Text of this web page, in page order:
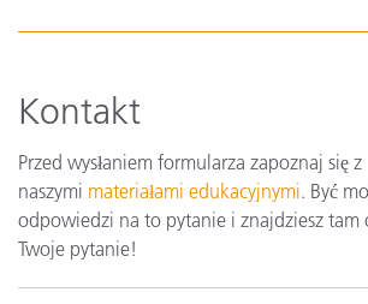
Kontakt
Przed wysłaniem formularza zapoznaj się z
naszymi materiałami edukacyjnymi. Być
odpowiedzi na to pytanie i znajdziesz tam
Twoje pytanie!